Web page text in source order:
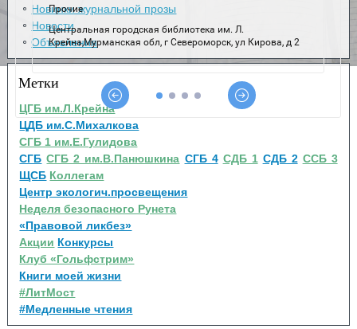
Новинки журнальной прозы
Новости
Объявления
Метки
ЦГБ им.Л.Крейна
ЦДБ им.С.Михалкова
СГБ 1 им.Е.Гулидова
СГБ СГБ 2 им.В.Панюшкина СГБ 4 СДБ 1 СДБ 2 ССБ 3
ЩСБ Коллегам
Центр экологич.просвещения
Неделя безопасного Рунета
«Правовой ликбез»
Акции Конкурсы
Клуб «Гольфстрим»
Книги моей жизни
#ЛитМост
#Медленные чтения